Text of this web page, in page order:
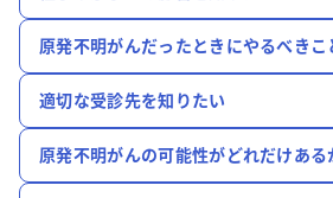
原発不明がんだったときにやるべきこ
適切な受診先を知りたい
原発不明がんの可能性がどれだけある